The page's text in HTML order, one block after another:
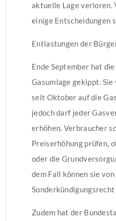
aktuelle Lage verloren.
einige Entscheidungen
Entlastungen der
Ende September hat
Gasumlage gekippt.
seit Oktober auf die
jedoch darf jeder
erhöhen. Verbraucher
Preiserhöhung prüfen,
oder die
dem Fall können sie
Sonderkündigungsrecht
Zudem hat der